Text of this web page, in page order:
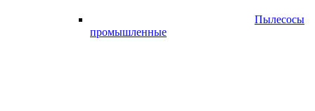
Пылесосы
промышленные